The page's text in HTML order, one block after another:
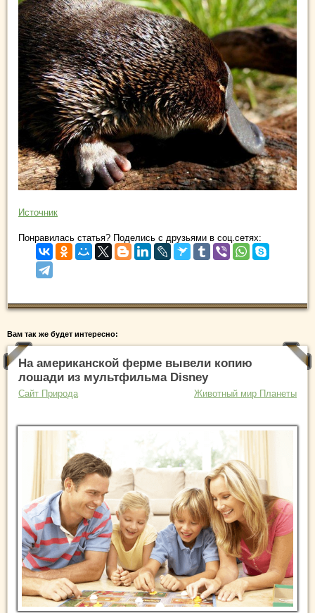
Источник
Понравилась статья? Поделись с друзьями в соц.сетях:
Вам так же будет интересно:
На американской ферме вывели копию
лошади из мультфильма Disney
Сайт Природа Животный мир Планеты